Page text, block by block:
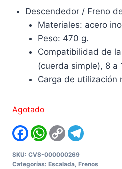
Descendedor / Freno
Materiales: acero
Peso: 470 g.
Compatibilidad de
(cuerda simple), 8 a
Carga de utilización
Agotado
FacebookWhatsApp
Copy
Link
SKU: CVS-000000269
Categorías: Escalada, Frenos